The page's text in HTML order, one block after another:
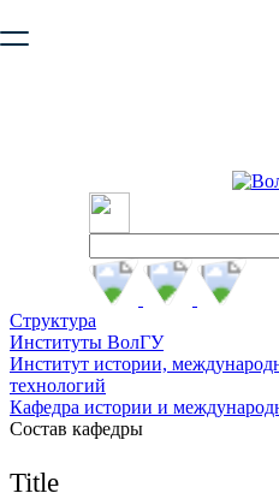
безопасную работу с сайтом.
Структура
Институты ВолГУ
Институт истории,
технологий
Кафедра истории и
Состав кафедры
Title